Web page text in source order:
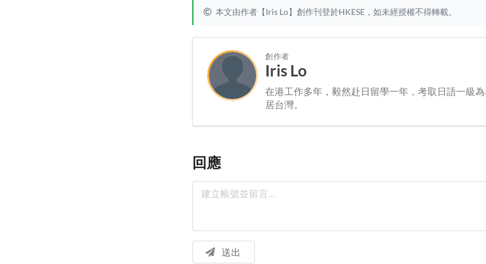
本文由作者【Iris Lo】創作刊登於HKESE，如未經授權不得轉載。
創作者
Iris Lo
在港工作多年，毅然赴日留學一年，考取日語一級
居台灣。
回應
送出